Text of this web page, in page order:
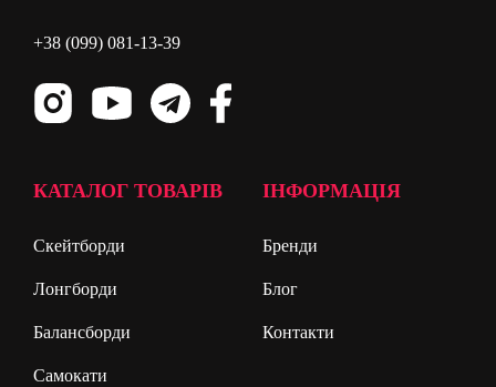
+38 (099) 081-13-39
КАТАЛОГ ТОВАРІВ
Скейтборди
Лонгборди
Балансборди
Самокати
ІНФОРМАЦІЯ
Бренди
Блог
Контакти